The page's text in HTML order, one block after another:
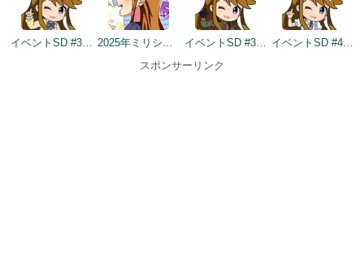
イベントSD #346 2025年ミリシタ8周年カウントダウン（3日前） イベントSD #399
イベントSD #407
スポンサーリンク